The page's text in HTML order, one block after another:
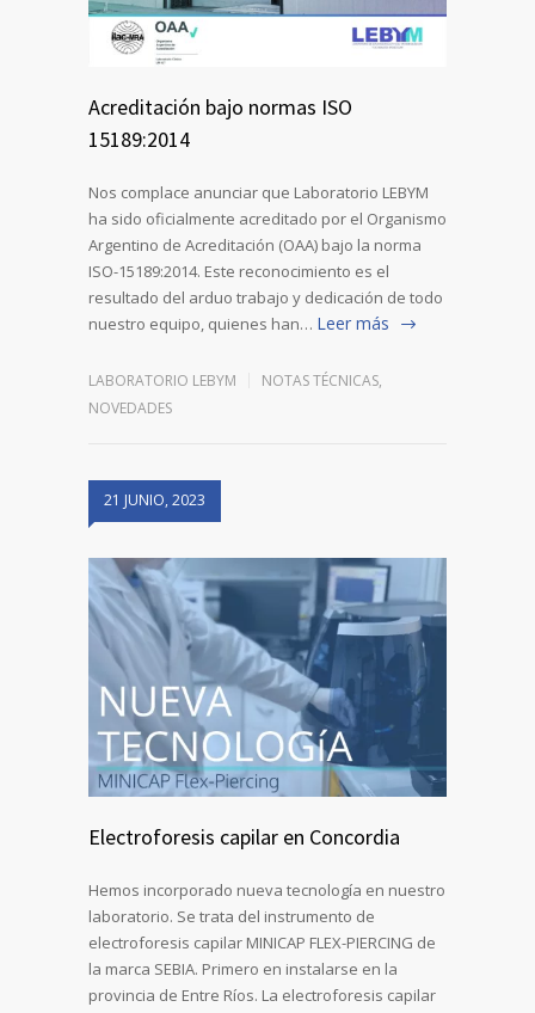
Acreditación bajo normas ISO
15189:2014
Nos complace anunciar que Laboratorio LEBYM
ha sido oficialmente acreditado por el Organismo
Argentino de Acreditación (OAA) bajo la norma
ISO-15189:2014. Este reconocimiento es el
resultado del arduo trabajo y dedicación de todo
nuestro equipo, quienes han… Leer más
LABORATORIO LEBYM NOTAS TÉCNICAS,
NOVEDADES
21 JUNIO, 2023
Electroforesis capilar en Concordia
Hemos incorporado nueva tecnología en nuestro
laboratorio. Se trata del instrumento de
electroforesis capilar MINICAP FLEX-PIERCING de
la marca SEBIA. Primero en instalarse en la
provincia de Entre Ríos. La electroforesis capilar